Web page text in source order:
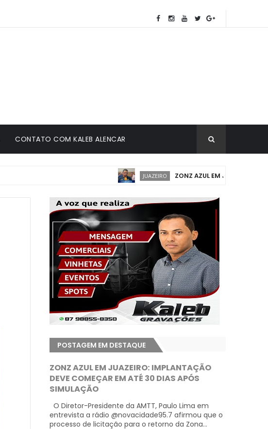
CONTATO COM KALEB ALENCAR
JUAZEIRO ZONZ AZUL EM JUAZEIRO:
POSTAGEM EM DESTAQUE
ZONZ AZUL EM JUAZEIRO: IMPLANTAÇÃO
DEVE COMEÇAR EM ATÉ 30 DIAS APÓS
SIMULAÇÃO
O Diretor-Presidente da AMTT, Paulo Lima em
entrevista a rádio @novacidade95.7 afirmou que o
processo de licitação para o retorno da Zona...